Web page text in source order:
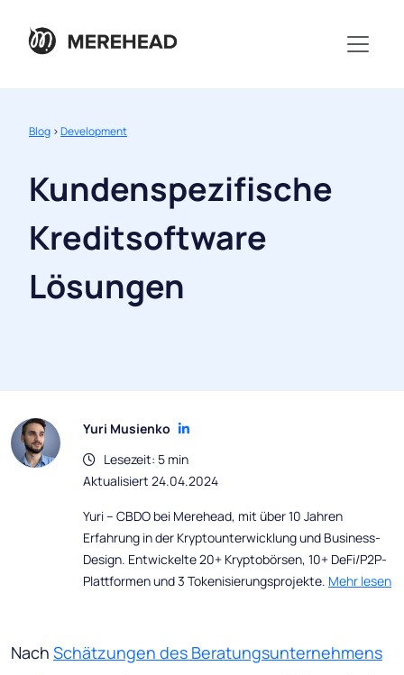
Blog >Development
Kundenspezifische
Kreditsoftware
Lösungen
Yuri Musienko
Lesezeit: 5 min
Aktualisiert 24.04.2024
Yuri – CBDO bei Merehead, mit über 10 Jahren
Erfahrung in der Kryptounterwicklung und Business-
Design. Entwickelte 20+ Kryptobörsen, 10+ DeFi/P2P-
Plattformen und 3 Tokenisierungsprojekte. Mehr lesen
Nach Schätzungen des Beratungsunternehmens